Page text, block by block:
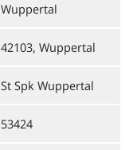
Wuppertal
42103, Wuppertal
St Spk Wuppertal
53424